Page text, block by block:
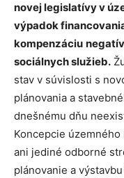
novej legislatívy v
výpadok
kompenzáciu
sociálnych služieb.
stav v súvislosti s
plánovania a
dnešnému dňu
Koncepcie
ani jediné odborné
plánovanie a